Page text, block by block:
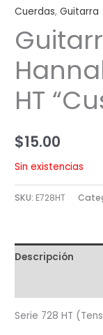
Cuerdas,Guitarra
HT
$15.00
Sin existencias
SKU: E728HT
Descripción
Serie 728 HT